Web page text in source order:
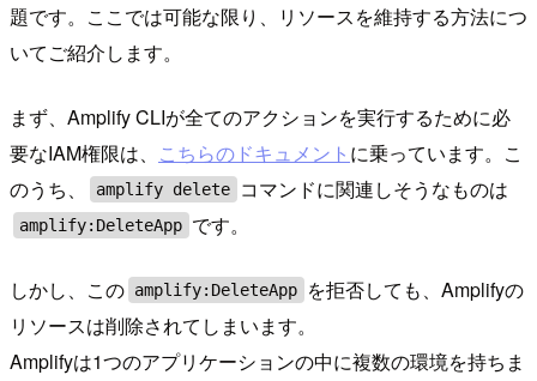
題です。ここでは可能な限り、リソースを維持する方法につ
いてご紹介します。
まず、Amplify CLIが全てのアクションを実行するために必
要なIAM権限は、 こちらのドキュメント に乗っています。こ
のうち、
amplify delete コマンドに関連しそうなものは
amplify:DeleteApp です。
しかし、この amplify:DeleteApp
を拒否しても、Amplifyの
リソースは削除されてしまいます。
Amplifyは1つのアプリケーションの中に複数の環境を持ちま